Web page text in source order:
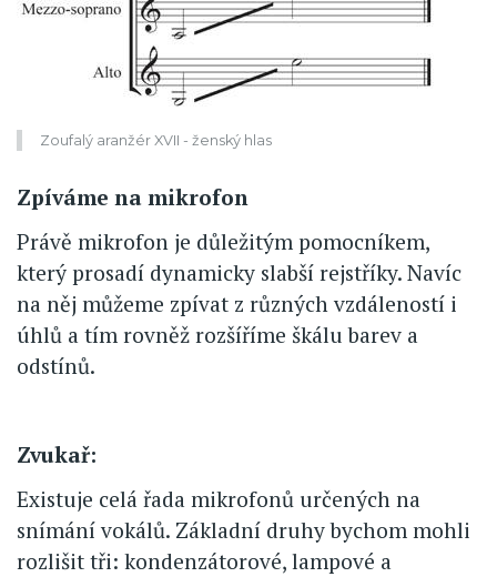
Zoufalý aranžér XVII - ženský hlas
Zpíváme na mikrofon
Právě mikrofon je důležitým pomocníkem,
který prosadí dynamicky slabší rejstříky. Navíc
na něj můžeme zpívat z různých vzdáleností i
úhlů a tím rovněž rozšíříme škálu barev a
odstínů.
Zvukař:
Existuje celá řada mikrofonů určených na
snímání vokálů. Základní druhy bychom mohli
rozlišit tři: kondenzátorové, lampové a